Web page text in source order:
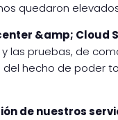
quedaron
&amp; Cloud
las pruebas, de
hecho de poder
de nuestros